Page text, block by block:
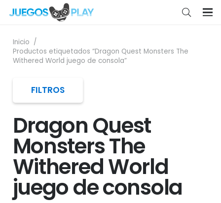
Inicio /
Productos etiquetados “Dragon Quest Monsters The
Withered World juego de consola”
Dragon Quest
Monsters The
Withered World
juego de consola
FILTROS